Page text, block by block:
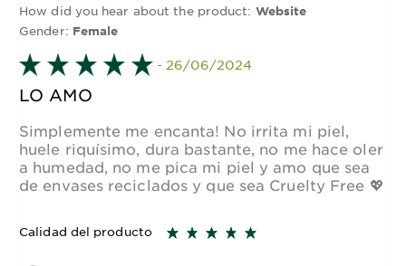
How did you hear about the product: Website
Gender: Female
- 26/06/2024
LO AMO
Simplemente me encanta! No irrita mi piel,
huele riquísimo, dura bastante, no me hace oler
a humedad, no me pica mi piel y amo que sea
de envases reciclados y que sea Cruelty Free 💖
Calidad del producto